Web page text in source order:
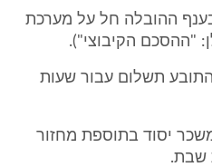
ההובלה חל על מערכת
"ההסכם הקיבוצי").
תשלום עבור שעות
יסוד בתוספת מחזור
שבת.